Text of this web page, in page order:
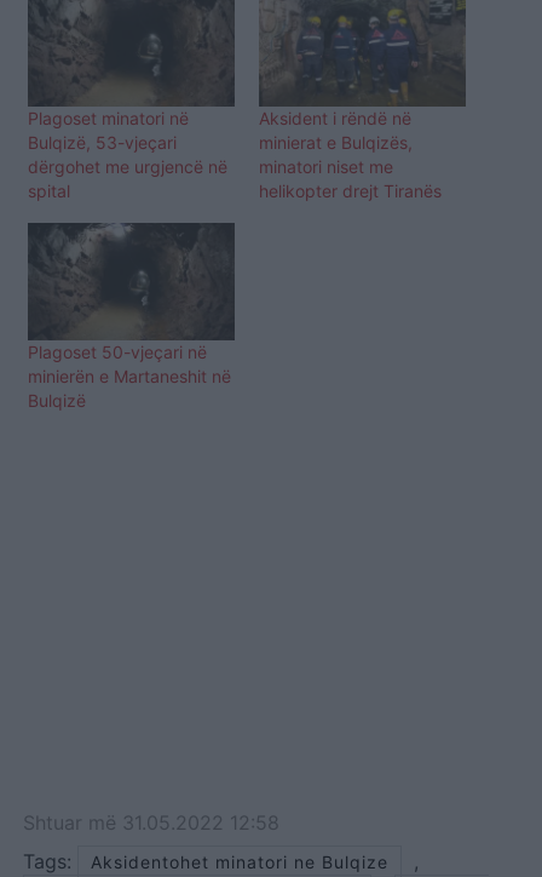
Plagoset minatori në
Bulqizë, 53-vjeçari
dërgohet me urgjencë në
spital
Aksident i rëndë në
minierat e Bulqizës,
minatori niset me
helikopter drejt Tiranës
Plagoset 50-vjeçari në
minierën e Martaneshit në
Bulqizë
Shtuar më 31.05.2022 12:58
Tags:
Aksidentohet minatori ne Bulqize ,